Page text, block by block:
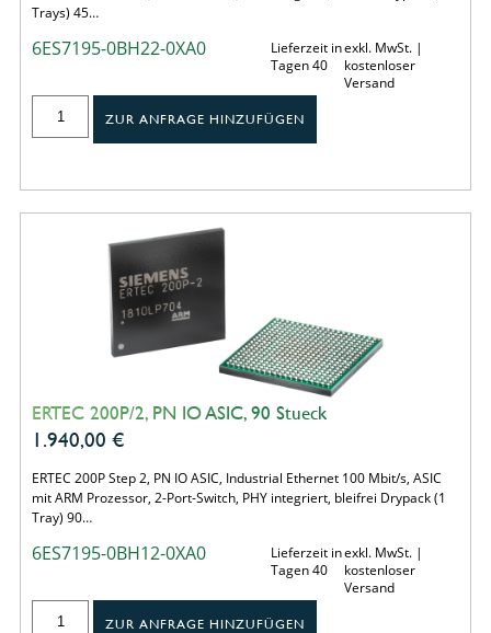
Trays) 45…
6ES7195-0BH22-0XA0
Lieferzeit in
Tagen 40
exkl. MwSt. |
kostenloser
Versand
ZUR ANFRAGE HINZUFÜGEN
ERTEC 200P/2, PN IO ASIC, 90 Stueck
1.940,00 €
ERTEC 200P Step 2, PN IO ASIC, Industrial Ethernet 100 Mbit/s, ASIC
mit ARM Prozessor, 2-Port-Switch, PHY integriert, bleifrei Drypack (1
Tray) 90…
6ES7195-0BH12-0XA0
Lieferzeit in
Tagen 40
exkl. MwSt. |
kostenloser
Versand
ZUR ANFRAGE HINZUFÜGEN